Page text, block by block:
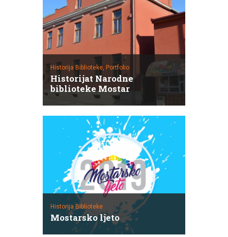
Historija Biblioteke, Portfolio
Historijat Narodne
biblioteke Mostar
Historija Biblioteke
Mostarsko ljeto